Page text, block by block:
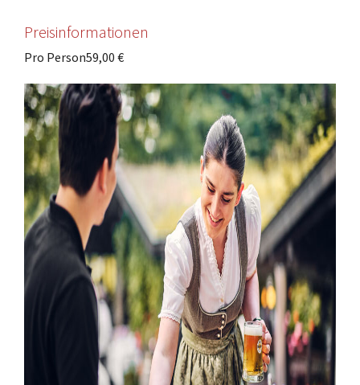
Preisinformationen
Pro Person59,00 €